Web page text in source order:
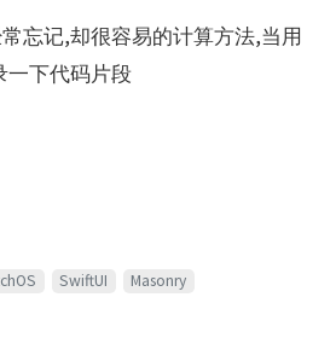
忘记,却很容易的计算方法,当用
一下代码片段
SwiftUI Masonry